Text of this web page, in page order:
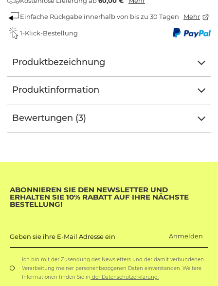
Einfache Rückgabe innerhalb von bis zu 30 Tagen Mehr
1-Klick-Bestellung
Produktbezeichnung
Produktinformation
Bewertungen (3)
ABONNIEREN SIE DEN NEWSLETTER UND
ERHALTEN SIE 10% RABATT AUF IHRE NÄCHSTE
BESTELLUNG!
Geben sie ihre E-Mail Adresse ein Anmelden
Ich bin mit der Zusendung des Newsletters und der damit verbundenen
Verarbeitung meiner personenbezogenen Daten einverstanden. Weitere
Informationen finden Sie in der Datenschutzerklärung.